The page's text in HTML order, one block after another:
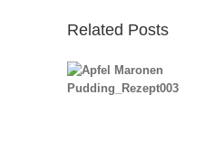
Related Posts